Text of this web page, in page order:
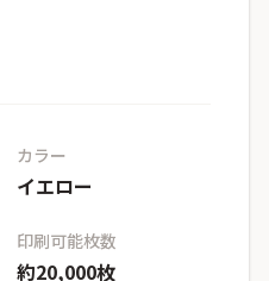
カラー
イエロー
印刷可能枚数
約20,000枚